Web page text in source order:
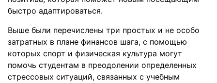
быстро адаптироваться.
Выше были перечислены три простых и не особо
затратных в плане финансов шага, с помощью
которых спорт и физическая культура могут
помочь студентам в преодолении определенных
стрессовых ситуаций, связанных с учебным